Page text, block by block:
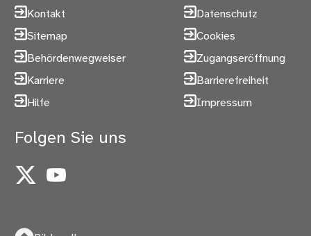
Kontakt
Sitemap
Behördenwegweiser
Karriere
Hilfe
Datenschutz
Cookies
Zugangseröffnung
Barrierefreiheit
Impressum
Folgen Sie uns
X YouTube